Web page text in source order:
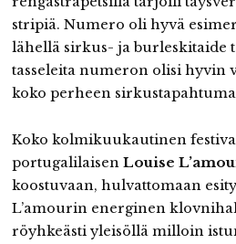
stripiä. Numero oli hyvä
lähellä sirkus- ja burleskitaide
tasseleita numeron olisi hyvin
koko perheen
Koko kolmikuukautinen
portugalilaisen Louise
koostuvaan, hulvattomaan
L’amourin energinen
röyhkeästi yleisöllä milloin